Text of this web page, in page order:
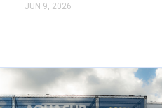
JUN 9, 2026